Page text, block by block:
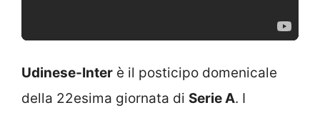
Udinese-Inter è il posticipo domenicale
della 22esima giornata di Serie A. I